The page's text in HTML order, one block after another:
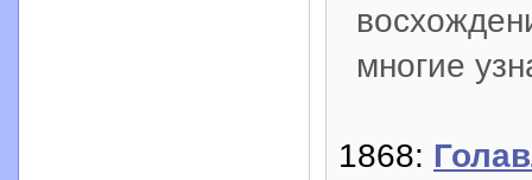
многие
1868: